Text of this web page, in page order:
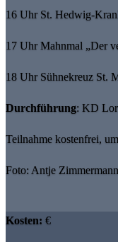
16 Uhr St. Hedwig-
17 Uhr Mahnmal „Der
18 Uhr Sühnekreuz St.
Durchführung: KD
Teilnahme kostenfrei,
Foto: Antje Zimmermann
Kosten: €